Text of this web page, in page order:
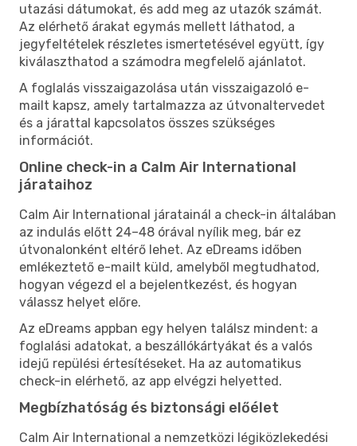
utazási dátumokat, és add meg az utazók számát.
Az elérhető árakat egymás mellett láthatod, a
jegyfeltételek részletes ismertetésével együtt, így
kiválaszthatod a számodra megfelelő ajánlatot.
A foglalás visszaigazolása után visszaigazoló e-
mailt kapsz, amely tartalmazza az útvonaltervedet
és a járattal kapcsolatos összes szükséges
információt.
Online check-in a Calm Air International
járataihoz
Calm Air International járatainál a check-in általában
az indulás előtt 24–48 órával nyílik meg, bár ez
útvonalonként eltérő lehet. Az eDreams időben
emlékeztető e-mailt küld, amelyből megtudhatod,
hogyan végezd el a bejelentkezést, és hogyan
válassz helyet előre.
Az eDreams appban egy helyen találsz mindent: a
foglalási adatokat, a beszállókártyákat és a valós
idejű repülési értesítéseket. Ha az automatikus
check-in elérhető, az app elvégzi helyetted.
Megbízhatóság és biztonsági előélet
Calm Air International a nemzetközi légiközlekedési